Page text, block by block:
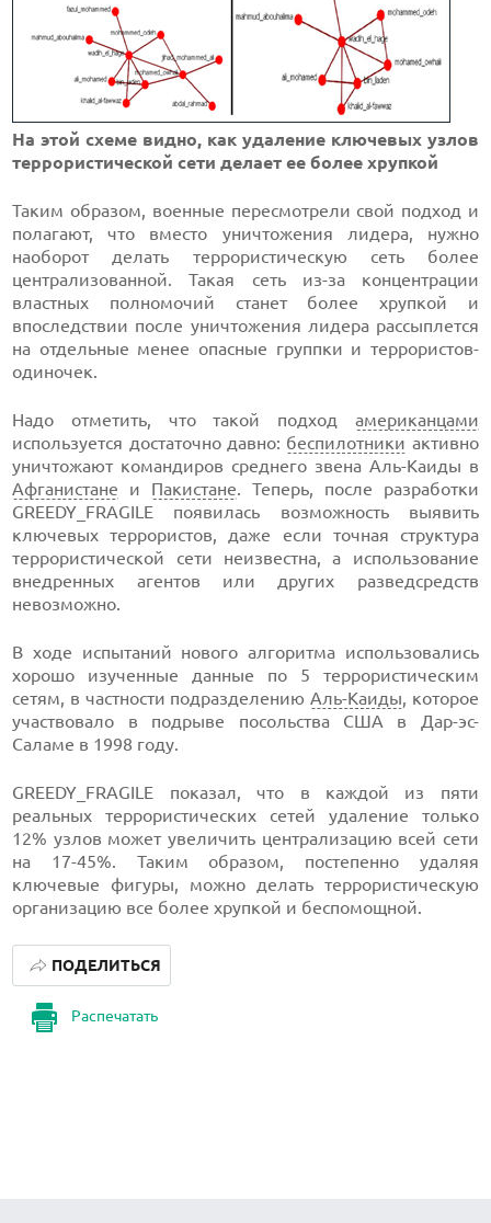
На этой схеме видно, как удаление ключевых узлов
террористической сети делает ее более хрупкой
Таким образом, военные пересмотрели свой подход и
полагают, что вместо уничтожения лидера, нужно
наоборот делать террористическую сеть более
централизованной. Такая сеть из-за концентрации
властных полномочий станет более хрупкой и
впоследствии после уничтожения лидера рассыплется
на отдельные менее опасные группки и террористов-
одиночек.
Надо отметить, что такой подход американцами
используется достаточно давно: беспилотники активно
уничтожают командиров среднего звена Аль-Каиды в
Афганистане и Пакистане. Теперь, после разработки
GREEDY_FRAGILE появилась возможность выявить
ключевых террористов, даже если точная структура
террористической сети неизвестна, а использование
внедренных агентов или других разведсредств
невозможно.
В ходе испытаний нового алгоритма использовались
хорошо изученные данные по 5 террористическим
сетям, в частности подразделениюАль-Каиды, которое
участвовало в подрыве посольства США в Дар-эс-
Саламе в 1998 году.
GREEDY_FRAGILE показал, что в каждой из пяти
реальных террористических сетей удаление только
12% узлов может увеличить централизацию всей сети
на 17-45%. Таким образом, постепенно удаляя
ключевые фигуры, можно делать террористическую
организацию все более хрупкой и беспомощной.
Распечатать
ПОДЕЛИТЬСЯ